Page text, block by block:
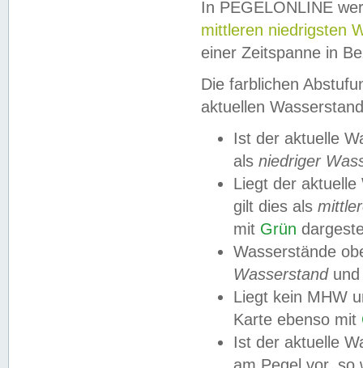
In PEGELONLINE
mittleren niedrigsten
einer Zeitspanne in
Die farblichen
aktuellen
Ist der aktuelle
als niedriger
Liegt der
gilt dies als
mit Grün
Wasserstände
Wasserstandund
Liegt kein MHW
Karte ebenso mit
Ist der aktuelle
am Pegel vor,